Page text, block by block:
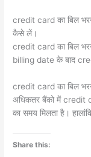
credit card का बिल
कैसे लें।
credit card का बिल
billing date के बाद
credit card का बिल
अधिकतर बैंको में credit
का समय मिलता है।
Share this: